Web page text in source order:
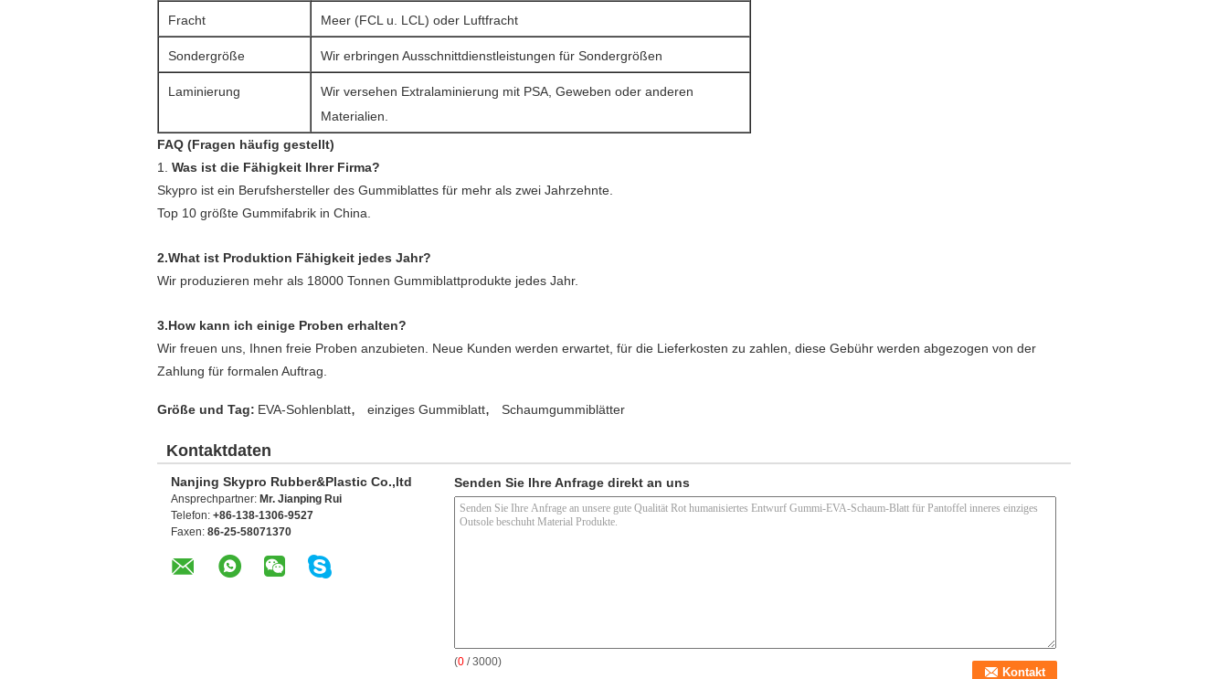
Fracht Meer (FCL u. LCL) oder Luftfracht
Sondergröße Wir erbringen Ausschnittdienstleistungen für Sondergrößen
Laminierung
Wir versehen Extralaminierung mit PSA, Geweben oder anderen
Materialien.
FAQ (Fragen häufig gestellt)
1. Was ist die Fähigkeit Ihrer Firma?
Skypro ist ein Berufshersteller des Gummiblattes für mehr als zwei Jahrzehnte.
Top 10 größte Gummifabrik in China.
2.What ist Produktion Fähigkeit jedes Jahr?
Wir produzieren mehr als 18000 Tonnen Gummiblattprodukte jedes Jahr.
3.How kann ich einige Proben erhalten?
Wir freuen uns, Ihnen freie Proben anzubieten. Neue Kunden werden erwartet, für die Lieferkosten zu zahlen, diese Gebühr werden abgezogen von der
Zahlung für formalen Auftrag.
Größe und Tag: EVA-Sohlenblatt, einziges Gummiblatt, Schaumgummiblätter
Kontaktdaten
Nanjing Skypro Rubber&Plastic Co.,ltd
Ansprechpartner: Mr. Jianping Rui
Telefon: +86-138-1306-9527
Faxen: 86-25-58071370
Senden Sie Ihre Anfrage direkt an uns
(0 / 3000)